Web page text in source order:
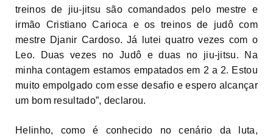
treinos de jiu-jitsu são comandados pelo mestre e
irmão Cristiano Carioca e os treinos de judô com
mestre Djanir Cardoso. Já lutei quatro vezes com o
Leo. Duas vezes no Judô e duas no jiu-jitsu. Na
minha contagem estamos empatados em 2 a 2. Estou
muito empolgado com esse desafio e espero alcançar
um bom resultado”, declarou.
Helinho, como é conhecido no cenário da luta,